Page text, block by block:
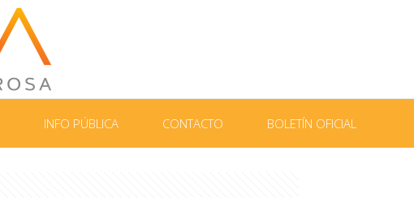
INFO PÚBLICA CONTACTO BOLETÍN OFICIAL